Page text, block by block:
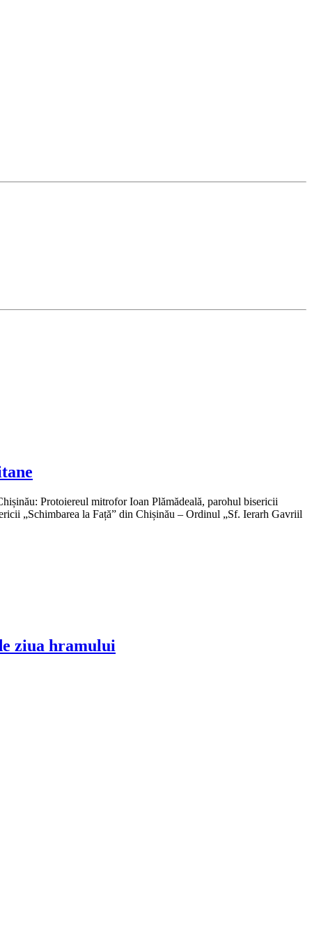
Protoiereul mitrofor Ioan Plămădeală, parohul bisericii
„Schimbarea la Față” din Chișinău – Ordinul „Sf. Ierarh Gavriil
ziua hramului